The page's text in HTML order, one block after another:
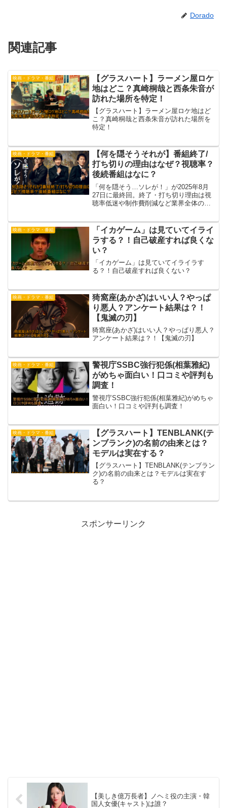
Dorado
関連記事
映画・ドラマ・番組
【グラスハート】ラーメン屋ロケ
地はどこ？真崎桐哉と西条朱音が
訪れた場所を特定！
【グラスハート】ラーメン屋ロケ地はど
こ？真崎桐哉と西条朱音が訪れた場所を
特定！
映画・ドラマ・番組
【何を隠そうそれが】番組終了/
打ち切りの理由はなぜ？視聴率？
後続番組はなに？
「何を隠そう…ソレが！」が2025年8月
27日に最終回。終了・打ち切り理由は視
聴率低迷や制作費削減など業界全体の事
派ドキュメントを軸に新構成が展開され
ます。
映画・ドラマ・番組
「イカゲーム」は見ていてイライ
ラする？！自己破産すれば良くな
い？
「イカゲーム」は見ていてイライラす
る？！自己破産すれば良くない？
映画・ドラマ・番組
猗窩座(あかざ)はいい人？やっぱ
り悪人？アンケート結果は？！
【鬼滅の刃】
猗窩座(あかざ)はいい人？やっぱり悪人？
アンケート結果は？！【鬼滅の刃】
映画・ドラマ・番組
警視庁SSBC強行犯係(相葉雅紀)
がめちゃ面白い！口コミや評判も
調査！
警視庁SSBC強行犯係(相葉雅紀)がめちゃ
面白い！口コミや評判も調査！
映画・ドラマ・番組
【グラスハート】TENBLANK(テ
ンブランク)の名前の由来とは？
モデルは実在する？
【グラスハート】TENBLANK(テンブラン
ク)の名前の由来とは？モデルは実在す
る？
スポンサーリンク
【美しき億万長者】ノヘミ役の主演・韓
国人女優(キャスト)は誰？